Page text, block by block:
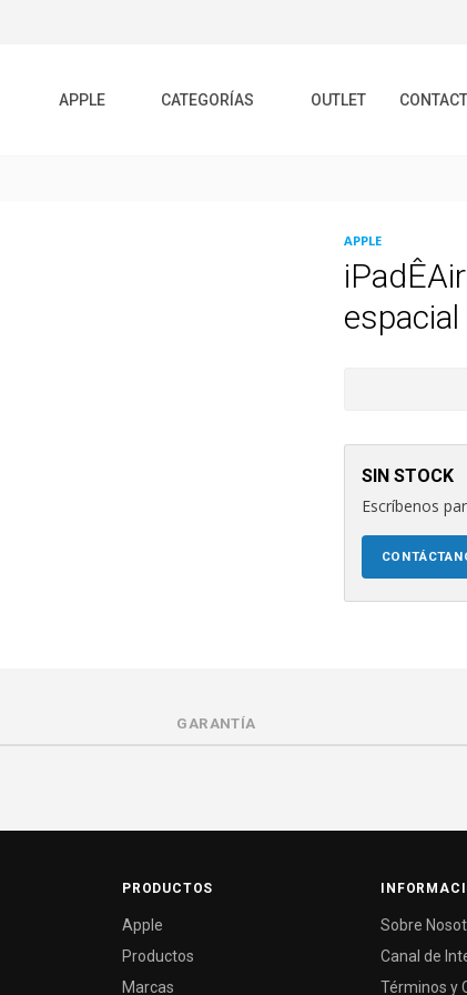
APPLE CATEGORÍAS OUTLET
APPLE
espacial
SIN STOCK
Escríbenos
GARANTÍA
PRODUCTOS
Apple
Productos
Marcas
Sobre
Canal de
Términos y